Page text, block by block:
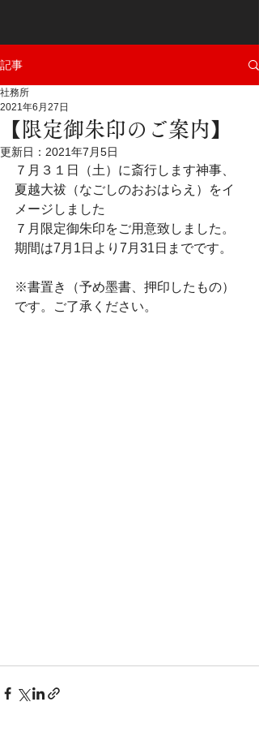
記事
【限定御朱印のご案内】
社務所
2021年6月27日
更新日： 2021年7月5日
７月３１日（土）に斎行します神事、
夏越大祓（なごしのおおはらえ）をイ
メージしました
７月限定御朱印をご用意致しました。
期間は7月1日より7月31日までです。
※書置き（予め墨書、押印したもの）
です。ご了承ください。